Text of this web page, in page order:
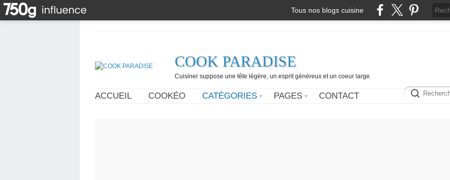
Tous nos blogs cuisine
COOK PARADISE
Cuisiner suppose une tête légère, un esprit généreux et un coeur large.
ACCUEIL COOKÉO CATÉGORIES PAGES CONTACT